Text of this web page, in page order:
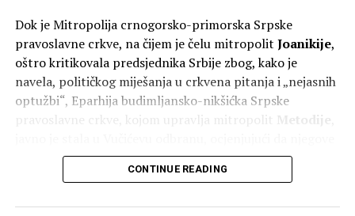
Dok je Mitropolija crnogorsko-primorska Srpske
pravoslavne crkve, na čijem je čelu mitropolit Joanikije,
oštro kritikovala predsjednika Srbije zbog, kako je
navela, političkog miješanja u crkvena pitanja i „nejasnih
optužbi“, Eparhija budimljansko-nikšićka Srpske
pravoslavne crkve, kojom upravlja mitropolit
Metodije
poruke doprinose očuvanju jedinstva Srpske pravoslavne
Polemika je uslijedila nakon Vučićevih izjava tokom
CONTINUE READING